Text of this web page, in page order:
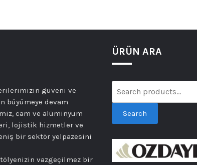
güveni ve
büyümeye devam
cam ve alüminyum
lojistik hizmetler ve
bir sektör yelpazesini
vazgeçilmez bir
ÜRÜN ARA
Search